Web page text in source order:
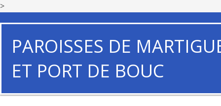
>
PAROISSES DE
ET PORT DE BOUC